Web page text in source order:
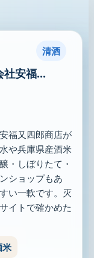
清酒
社安福...
福又四郎商店が
や兵庫県産酒米
・しぼりたて・
ショップもあ
い一軟です。灭
イトで確かめた
米